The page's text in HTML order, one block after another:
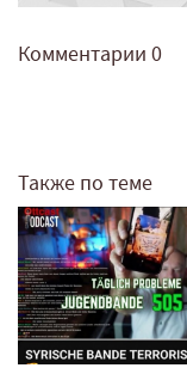
Комментарии 0
Также по теме